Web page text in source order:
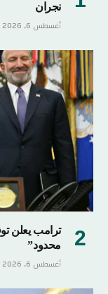
نجران
أغسطس 6, 2026
ترامب يعلن
محدود”
أغسطس 6, 2026